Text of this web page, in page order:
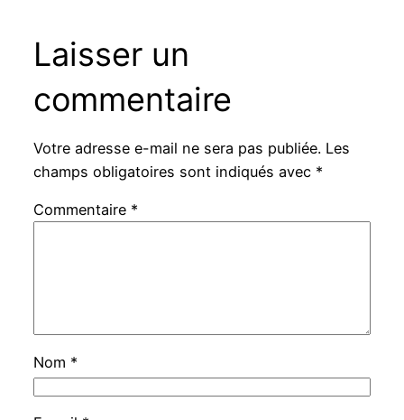
Laisser un
commentaire
Votre adresse e-mail ne sera pas publiée. Les
champs obligatoires sont indiqués avec *
Commentaire *
Nom *